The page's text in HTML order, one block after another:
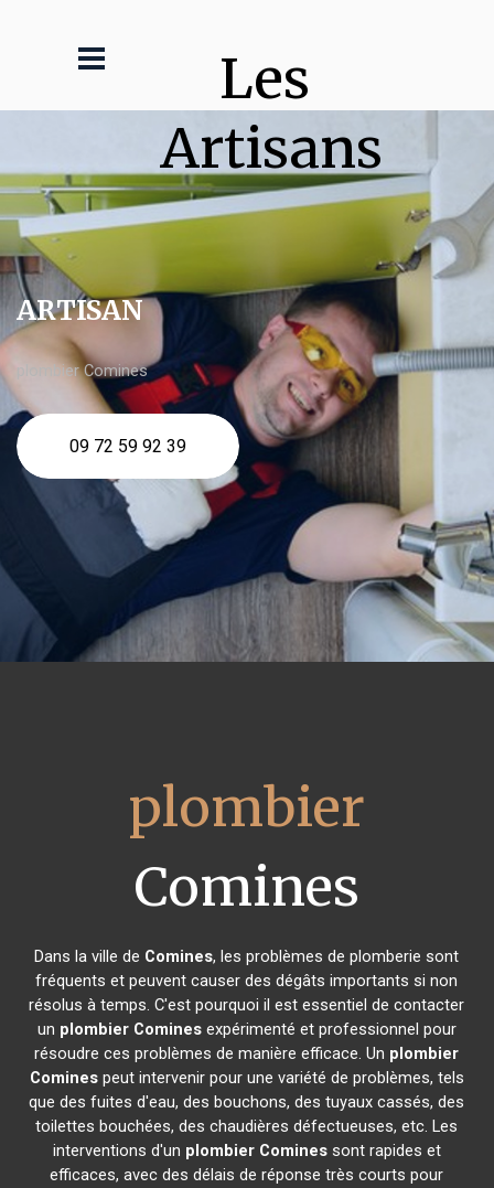
Les
Artisans
ARTISAN
plombier Comines
09 72 59 92 39
plombier
Comines
Dans la ville de Comines, les problèmes de plomberie sont
fréquents et peuvent causer des dégâts importants si non
résolus à temps. C'est pourquoi il est essentiel de contacter
un plombier Cominesexpérimenté et professionnel pour
résoudre ces problèmes de manière efficace. Un plombier
Cominespeut intervenir pour une variété de problèmes, tels
que des fuites d'eau, des bouchons, des tuyaux cassés, des
toilettes bouchées, des chaudières défectueuses, etc. Les
interventions d'un plombier Cominessont rapides et
efficaces, avec des délais de réponse très courts pour